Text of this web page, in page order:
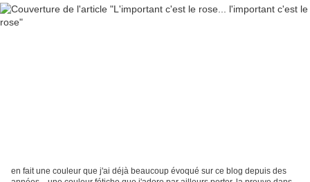
en fait une couleur que j'ai déjà beaucoup évoqué sur ce blog depuis des